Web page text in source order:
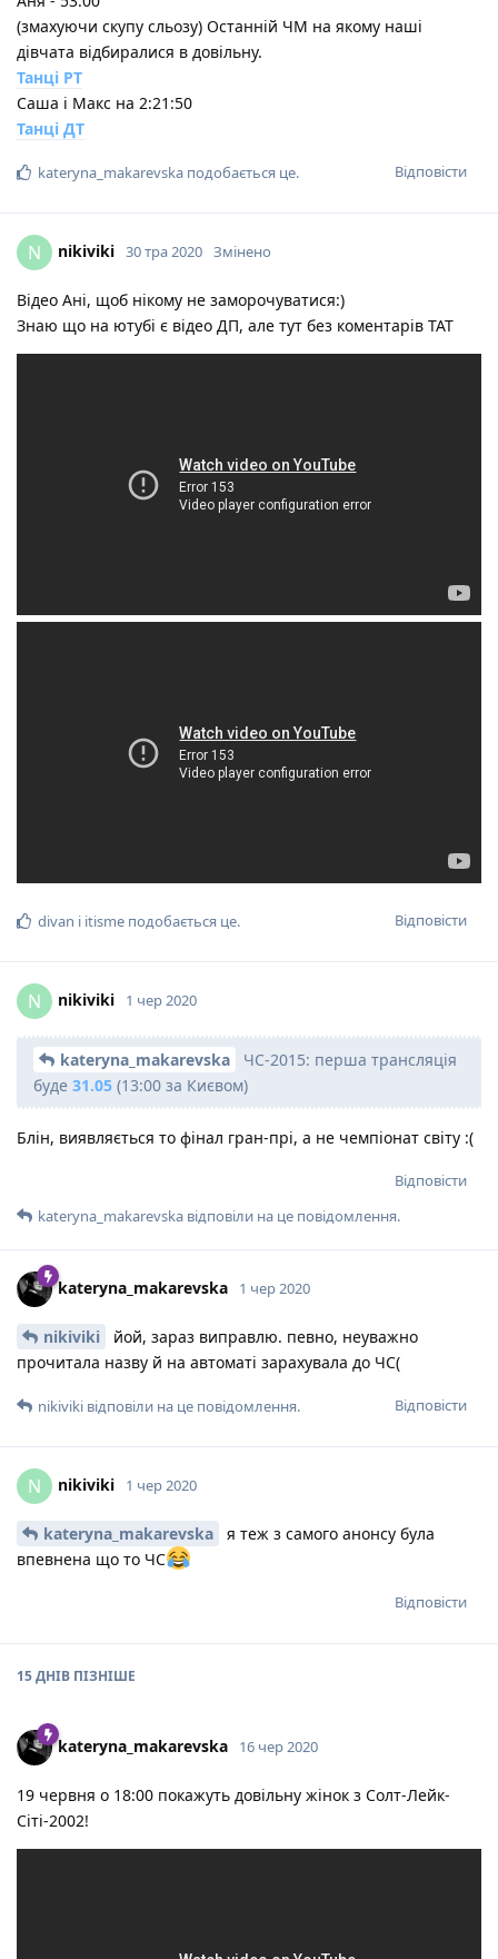
(змахуючи скупу сльозу) Останній ЧМ на якому наші
дівчата відбиралися в довільну.
Танці РТ
Саша і Макс на 2:21:50
Танці ДТ
Відповісти
kateryna_makarevska подобається це.
N nikiviki 30 тра 2020 Змінено
Відео Ані, щоб нікому не заморочуватися:)
Знаю що на ютубі є відео ДП, але тут без коментарів ТАТ
Відповісти
divan і itisme подобається це.
N nikiviki 1 чер 2020
kateryna_makarevska
ЧС-2015: перша трансляція
буде 31.05 (13:00 за Києвом)
Блін, виявляється то фінал гран-прі, а не чемпіонат світу :(
Відповісти
kateryna_makarevska відповіли на це повідомлення.
kateryna_makarevska 1 чер 2020
nikiviki
йой, зараз виправлю. певно, неуважно
прочитала назву й на автоматі зарахувала до ЧС(
Відповісти
nikiviki відповіли на це повідомлення.
N nikiviki 1 чер 2020
kateryna_makarevska
я теж з самого анонсу була
впевнена що то ЧС
Відповісти
15 ДНІВ ПІЗНІШЕ
kateryna_makarevska 16 чер 2020
19 червня о 18:00 покажуть довільну жінок з Солт-Лейк-
Сіті-2002!